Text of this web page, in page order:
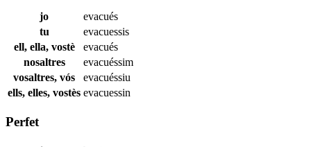
jo
evacués
tu
evacuessis
ell, ella, vostè
evacués
nosaltres
evacuéssim
vosaltres, vós
evacuéssiu
ells, elles, vostès evacuessin
Perfet